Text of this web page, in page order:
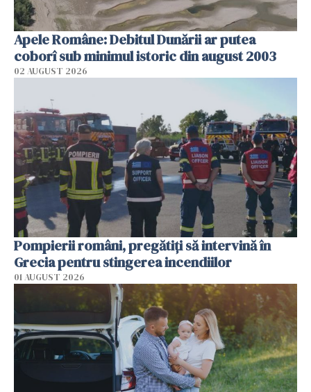
Apele Române: Debitul Dunării ar putea
coborî sub minimul istoric din august 2003
02 AUGUST 2026
Pompierii români, pregătiţi să intervină în
Grecia pentru stingerea incendiilor
01 AUGUST 2026